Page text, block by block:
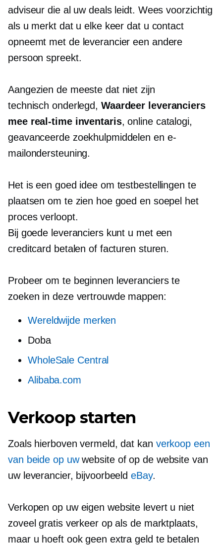
adviseur die al uw deals leidt. Wees voorzichtig
als u merkt dat u elke keer dat u contact
opneemt met de leverancier een andere
persoon spreekt.
Aangezien de meeste dat niet zijn
technisch onderlegd, Waardeer leveranciers
mee real-timeinventaris, online catalogi,
geavanceerde zoekhulpmiddelen en e-
mailondersteuning.
Het is een goed idee om testbestellingen te
plaatsen om te zien hoe goed en soepel het
proces verloopt.
Bij goede leveranciers kunt u met een
creditcard betalen of facturen sturen.
Probeer om te beginnen leveranciers te
zoeken in deze vertrouwde mappen:
Wereldwijde merken
Doba
WholeSale Central
Alibaba.com
Verkoop starten
Zoals hierboven vermeld, dat kan verkoop een
van beide op uwwebsite of op de website van
uw leverancier, bijvoorbeeldeBay.
Verkopen op uw eigen website levert u niet
zoveel gratis verkeer op als de marktplaats,
maar u hoeft ook geen extra geld te betalen